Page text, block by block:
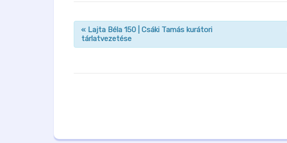
i
« Lajta Béla 150 | Csáki Tamás kurátori
tárlatvezetése